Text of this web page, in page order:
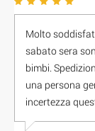
Molto
sabato sera
bimbi.
una persona
incertezza